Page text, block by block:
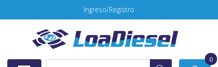
Ingreso/Registro
0